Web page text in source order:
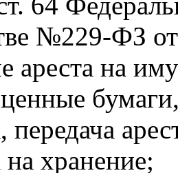
№229-ФЗ
ареста на
хранение;